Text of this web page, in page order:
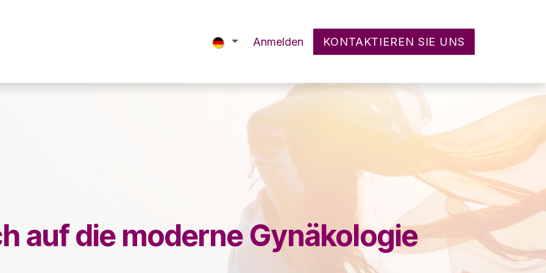
Anmelden KONTAKTIEREN SIE UNS
auf die moderne Gynäkologie